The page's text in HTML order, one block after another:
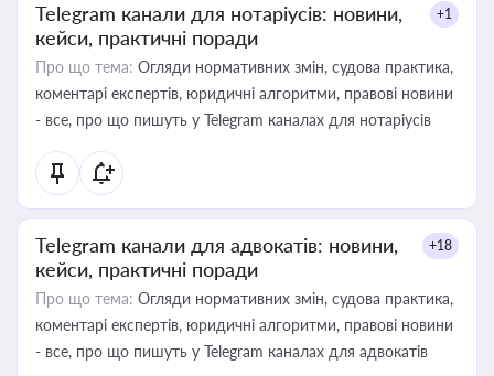
Telegram канали для нотаріусів: новини,
кейси, практичні поради
+1
Про що тема: Огляди нормативних змін, судова практика,
коментарі експертів, юридичні алгоритми, правові новини
- все, про що пишуть у Telegram каналах для нотаріусів
Telegram канали для адвокатів: новини,
кейси, практичні поради
+18
Про що тема: Огляди нормативних змін, судова практика,
коментарі експертів, юридичні алгоритми, правові новини
- все, про що пишуть у Telegram каналах для адвокатів